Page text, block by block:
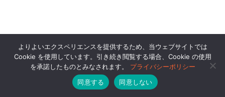
よりよいエクスペリエンスを提供するため、当ウェブサイトでは
Cookie を使用しています。引き続き閲覧する場合、Cookie の使用
を承諾したものとみなされます。 プライバシーポリシー
同意する
同意しない